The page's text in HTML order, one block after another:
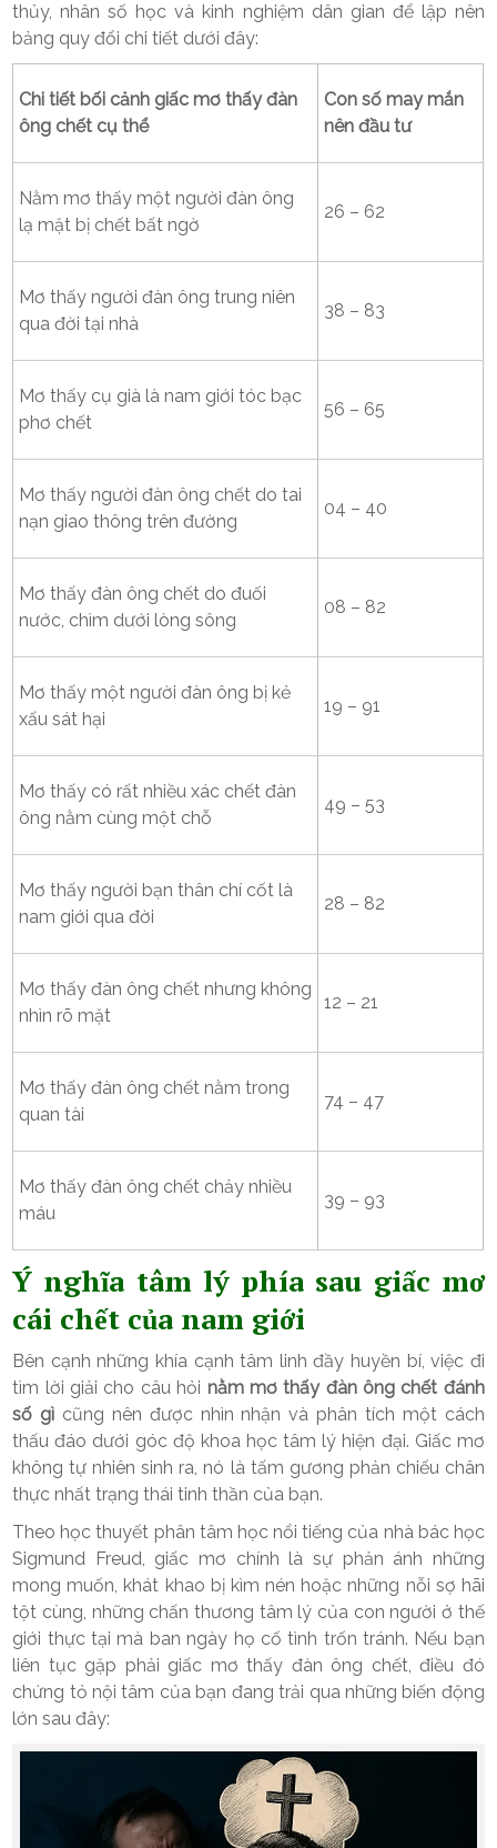
thủy, nhân số học và kinh nghiệm dân gian để lập nên
bảng quy đổi chi tiết dưới đây:
Chi tiết bối cảnh giấc mơ thấy đàn
ông chết cụ thể
Con số may mắn
nên đầu tư
Nằm mơ thấy một người đàn ông
lạ mặt bị chết bất ngờ
26 – 62
Mơ thấy người đàn ông trung niên
qua đời tại nhà
38 – 83
Mơ thấy cụ già là nam giới tóc bạc
phơ chết
56 – 65
Mơ thấy người đàn ông chết do tai
nạn giao thông trên đường
04 – 40
Mơ thấy đàn ông chết do đuối
nước, chìm dưới lòng sông
08 – 82
Mơ thấy một người đàn ông bị kẻ
xấu sát hại
19 – 91
Mơ thấy có rất nhiều xác chết đàn
ông nằm cùng một chỗ
49 – 53
Mơ thấy người bạn thân chí cốt là
nam giới qua đời
28 – 82
Mơ thấy đàn ông chết nhưng không
nhìn rõ mặt
12 – 21
Mơ thấy đàn ông chết nằm trong
quan tài
74 – 47
Mơ thấy đàn ông chết chảy nhiều
máu
39 – 93
Ý nghĩa tâm lý phía sau giấc mơ
cái chết của nam giới
Bên cạnh những khía cạnh tâm linh đầy huyền bí, việc đi
tìm lời giải cho câu hỏi nằm mơ thấy đàn ông chết đánh
số gì cũng nên được nhìn nhận và phân tích một cách
thấu đáo dưới góc độ khoa học tâm lý hiện đại. Giấc mơ
không tự nhiên sinh ra, nó là tấm gương phản chiếu chân
thực nhất trạng thái tinh thần của bạn.
Theo học thuyết phân tâm học nổi tiếng của nhà bác học
Sigmund Freud, giấc mơ chính là sự phản ánh những
mong muốn, khát khao bị kìm nén hoặc những nỗi sợ hãi
tột cùng, những chấn thương tâm lý của con người ở thế
giới thực tại mà ban ngày họ cố tình trốn tránh. Nếu bạn
liên tục gặp phải giấc mơ thấy đàn ông chết, điều đó
chứng tỏ nội tâm của bạn đang trải qua những biến động
lớn sau đây: